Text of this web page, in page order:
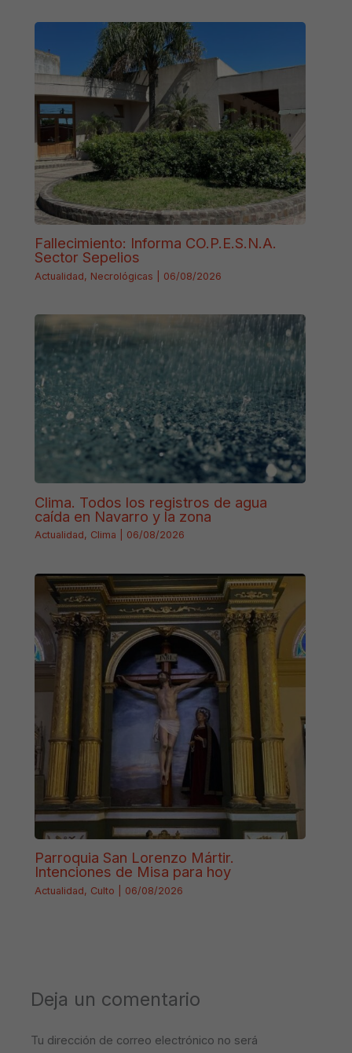
Fallecimiento: Informa CO.P.E.S.N.A.
Sector Sepelios
Actualidad, Necrológicas 06/08/2026
Clima. Todos los registros de agua
caída en Navarro y la zona
Actualidad, Clima 06/08/2026
Parroquia San Lorenzo Mártir.
Intenciones de Misa para hoy
Actualidad, Culto 06/08/2026
Deja un comentario
Tu dirección de correo electrónico no será